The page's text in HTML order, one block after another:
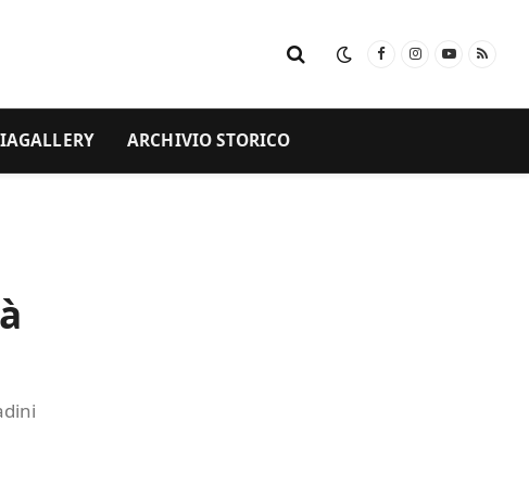
FacebookInstagram
YouTube
RSS
ARCHIVIO STORICO